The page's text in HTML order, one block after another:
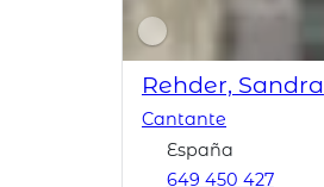
Rehder, Sandra
Cantante
España
649 450 427